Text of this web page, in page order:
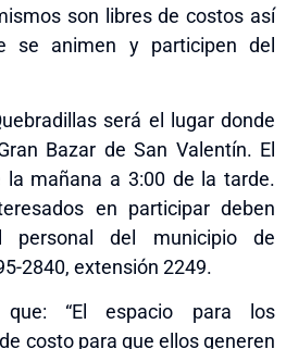
son libres de costos así
se animen y participen del
será el lugar donde
Bazar de San Valentín. El
la mañana a 3:00 de la tarde.
en participar deben
personal del municipio de
2840, extensión 2249.
“El espacio para los
costo para que ellos generen